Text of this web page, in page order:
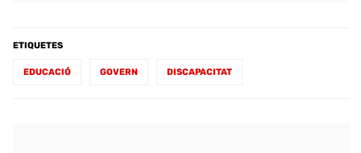
ETIQUETES
EDUCACIÓ GOVERN DISCAPACITAT